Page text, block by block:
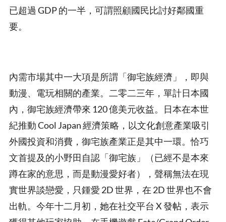
已超過 GDP 的一半，可謂照顧國民比討好鄰國重
要。
內需市場其中一大項是所謂「御宅族經濟」，即與
動漫、電玩相關的產業。二零二三年，單計日本國
內，御宅族經濟帶來 120 億美元收益。日本在本世
紀推動 Cool Japan 經濟策略，以文化創意產業吸引
外國投資和消費，御宅族產業正是其中一環。恰巧
文首提及的小野田自認「御宅族」（已經不是本來
蹲在家的意思，而是動漫愛好者），聲稱無法在現
實世界談戀愛，只鍾愛 2D 世界，在 2D 世界也不會
出軌。今年十二月初，她在社交平台 X 發帖，表示